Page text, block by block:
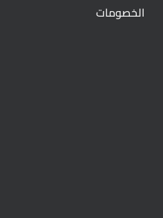
الخصومات